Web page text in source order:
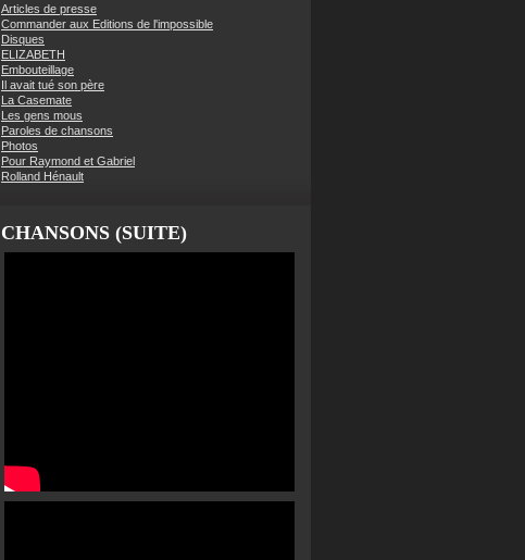
Articles de presse
Commander aux Editions de l'impossible
Disques
ELIZABETH
Embouteillage
Il avait tué son père
La Casemate
Les gens mous
Paroles de chansons
Photos
Pour Raymond et Gabriel
Rolland Hénault
CHANSONS (SUITE)